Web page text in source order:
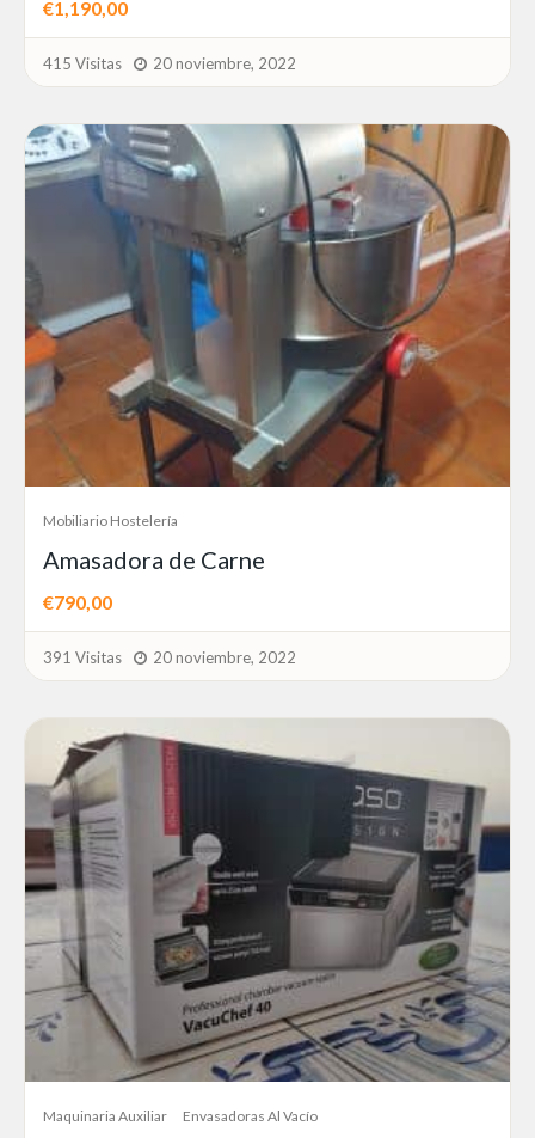
€1,190,00
415 Visitas 20 noviembre, 2022
Mobiliario Hostelería
Amasadora de Carne
€790,00
391 Visitas 20 noviembre, 2022
Maquinaria Auxiliar Envasadoras Al Vacío